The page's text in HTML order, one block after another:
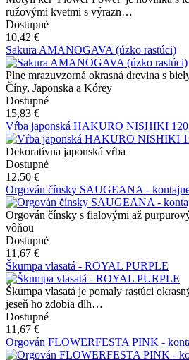
ružovými kvetmi s výrazn…
Dostupné
10,42 €
Sakura AMANOGAVA (úzko rastúci)
Plne mrazuvzorná okrasná drevina s
Číny, Japonska a Kórey
Dostupné
15,83 €
Vŕba japonská HAKURO NISHIKI
Dekoratívna japonská vŕba
Dostupné
12,50 €
Orgován čínsky SAUGEANA -
Orgován čínsky s fialovými až
vôňou
Dostupné
11,67 €
Škumpa vlasatá - ROYAL PURPLE
Škumpa vlasatá je pomaly rastúci
jeseň ho zdobia dlh…
Dostupné
11,67 €
Orgován FLOWERFESTA PINK -